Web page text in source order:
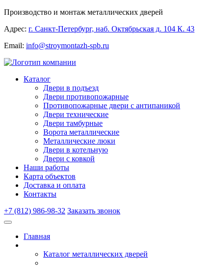
Производство и монтаж металлических дверей
Адрес: г. Санкт-Петербург, наб. Октябрьская д. 104 К. 43
Email: info@stroymontazh-spb.ru
Каталог
Двери в подъезд
Двери противопожарные
Противопожарные двери с антипаникой
Двери технические
Двери тамбурные
Ворота металлические
Металлические люки
Двери в котельную
Двери с ковкой
Наши работы
Карта объектов
Доставка и оплата
Контакты
+7 (812) 986-98-32 Заказать звонок
Главная
Каталог металлических дверей